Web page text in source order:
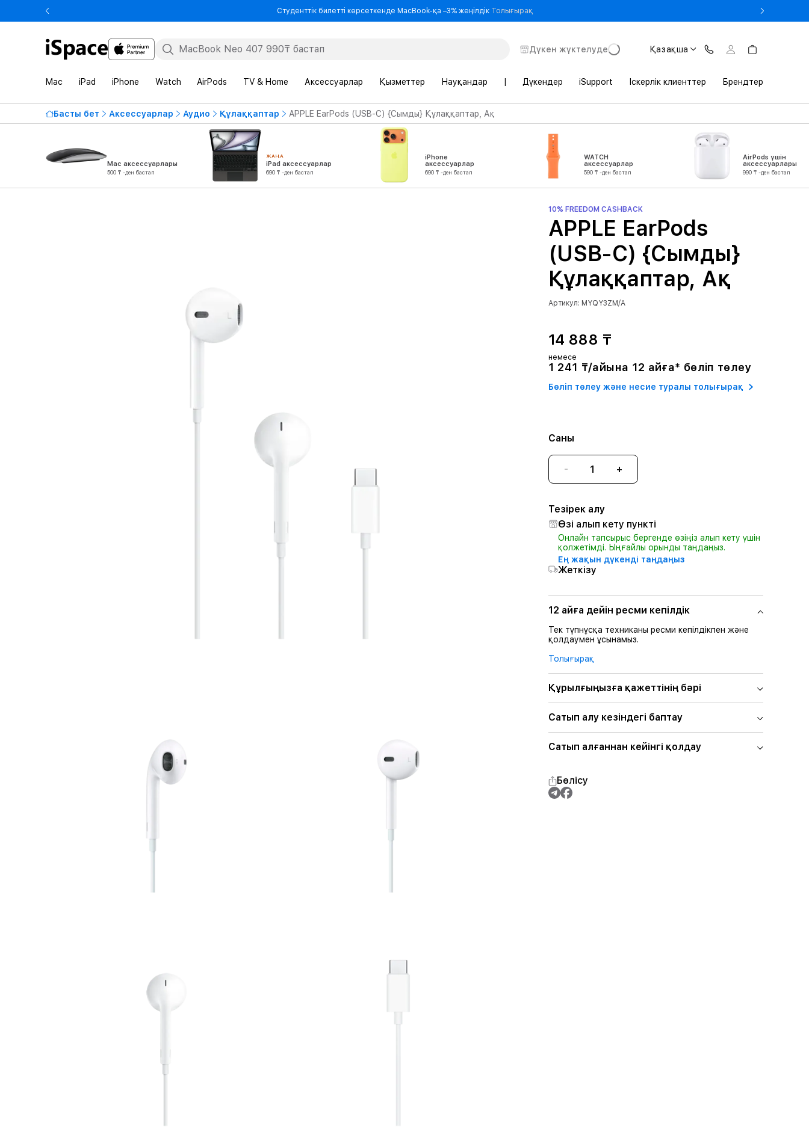
Студенттік билетті көрсеткенде MacBook-қа –3% жеңілдік Толығырақ- Студенттік билетті көрсеткенде MacBook-қа –3% жеңілдік
Дүкен жүктелуде Қазақша
Mac iPad iPhone Watch AirPods TV & Home Аксессуарлар Қызметтер Науқандар Дүкендер iSupport Іскерлік клиенттер Брендтер
Басты бет Аксессуарлар Аудио Құлаққаптар APPLE EarPods (USB-C) {Сымды} Құлаққаптар, Ақ
Mac аксессуарлары
500 ₸ -ден бастап
ЖАҢА
iPad аксессуарлар
690 ₸ -ден бастап
iPhone
аксессуарлар
690 ₸ -ден бастап
WATCH
аксессуарлар
590 ₸ -ден бастап
AirPods үшін
аксессуарлары
990 ₸ -ден бастап
10% FREEDOM CASHBACK
APPLE EarPods
(USB-C) {Сымды}
Құлаққаптар, Ақ
Артикул: MYQY3ZM/A
14 888 ₸
немесе
1 241 ₸/айына 12 айға* бөліп төлеу
Бөліп төлеу және несие туралы толығырақ
Саны
- +
Тезірек алу
Өзі алып кету пункті
Онлайн тапсырыс бергенде өзіңіз алып кету үшін
қолжетімді. Ыңғайлы орынды таңдаңыз.
Ең жақын дүкенді таңдаңыз
Жеткізу
12 айға дейін ресми кепілдік
Тек түпнұсқа техниканы ресми кепілдікпен және
қолдаумен ұсынамыз.
Толығырақ
Құрылғыңызға қажеттінің бәрі
Сатып алу кезіндегі баптау
Сатып алғаннан кейінгі қолдау
Бөлісу